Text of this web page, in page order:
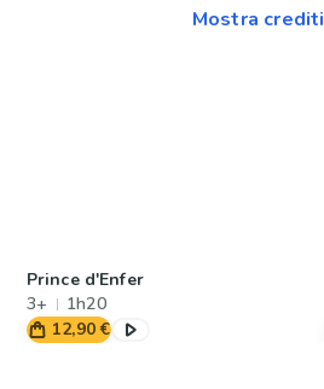
Mostra crediti
Prince d'Enfer
3+
1h20
12,90 €